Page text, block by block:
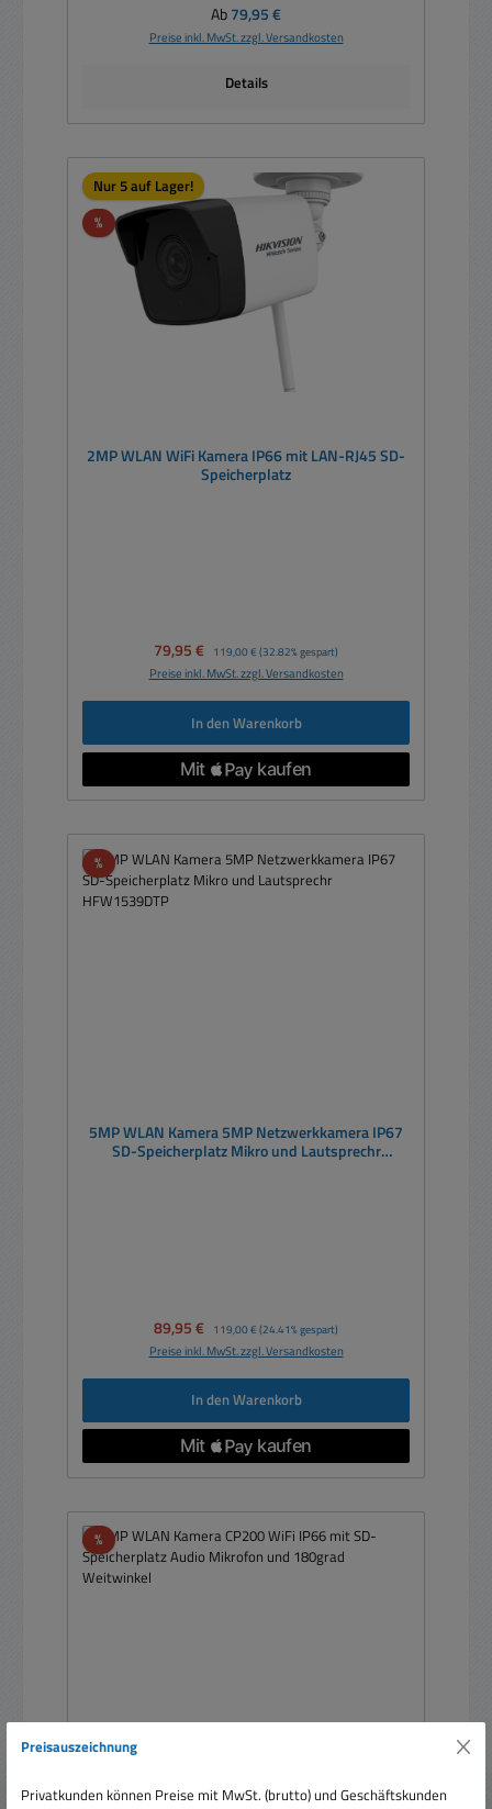
Regulärer Preis:
Ab79,95 €
Preise inkl. MwSt. zzgl. Versandkosten
Details
Nur 5 auf Lager!
%Rabatt
2MP WLAN WiFi Kamera IP66 mit LAN-RJ45 SD-
Speicherplatz
Verkaufspreis:
79,95 € Regulärer Preis:
119,00 € (32.82% gespart)
Preise inkl. MwSt. zzgl. Versandkosten
In den Warenkorb
%Rabatt
5MP WLAN Kamera 5MP Netzwerkkamera IP67
SD-Speicherplatz Mikro und Lautsprechr
Verkaufspreis:
89,95 € Regulärer Preis:
119,00 € (24.41% gespart)
Preise inkl. MwSt. zzgl. Versandkosten
In den Warenkorb
%Rabatt
Preisauszeichnung
Privatkunden können Preise mit MwSt. (brutto) und Geschäftskunden